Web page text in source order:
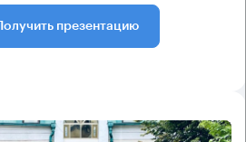
Получить презентацию